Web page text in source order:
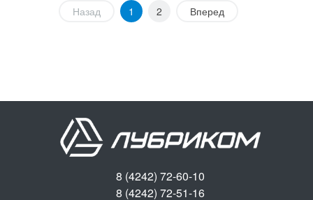
Назад 1 2 Вперед
8 (4242) 72-60-10
8 (4242) 72-51-16